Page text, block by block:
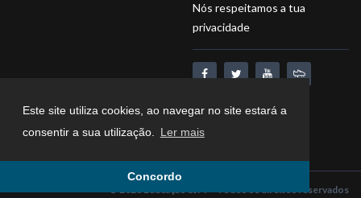
Este site utiliza cookies, ao navegar no site estará a
consentir a sua utilização.
Ler mais
Concordo
Nós respeitamos a tua
privacidade
© 2026 Educação SJPF - Todos os direitos reservados